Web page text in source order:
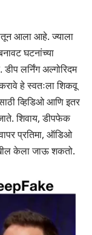
आला आहे. ज्याला
घटनांच्या
लर्निंग अल्गोरिदम
हे स्वतःला शिकवू
व्हिडिओ आणि इतर
शिवाय, डीपफेक
प्रतिमा, ऑडिओ
केला जाऊ शकतो.